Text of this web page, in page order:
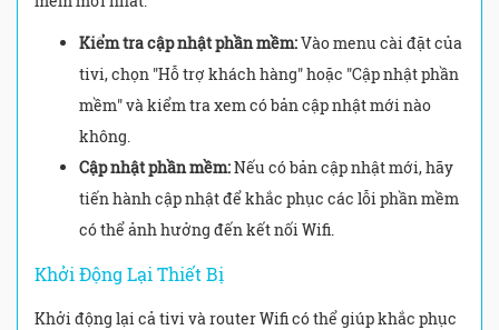
Kiểm tra cập nhật phần mềm:Vào menu cài đặt của
tivi, chọn "Hỗ trợ khách hàng" hoặc "Cập nhật phần
mềm" và kiểm tra xem có bản cập nhật mới nào
không.
Cập nhật phần mềm:Nếu có bản cập nhật mới, hãy
tiến hành cập nhật để khắc phục các lỗi phần mềm
có thể ảnh hưởng đến kết nối Wifi.
Khởi Động Lại Thiết Bị
Khởi động lại cả tivi và router Wifi có thể giúp khắc phục